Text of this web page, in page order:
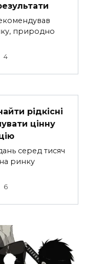
природно
4
рідкісні
цінну
серед тисяч
ринку
6